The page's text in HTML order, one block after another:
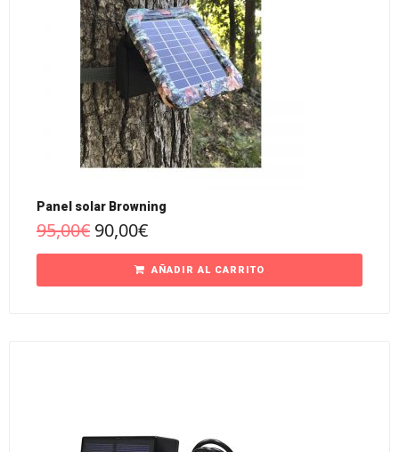
Panel solar Browning
95,00€ 90,00€
AÑADIR AL CARRITO